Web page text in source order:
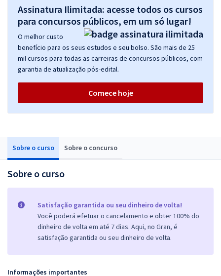
Sobre o curso Sobre o concurso
Sobre o curso
Satisfação garantida ou seu dinheiro de volta!
Você poderá efetuar o cancelamento e obter 100% do
dinheiro de volta em até 7 dias. Aqui, no Gran, é
satisfação garantida ou seu dinheiro de volta.
Informações importantes
Assinatura Ilimitada: acesse todos os cursos
para concursos públicos, em um só lugar!
O melhor custo
benefício para os seus estudos e seu bolso. São mais de 25
mil cursos para todas as carreiras de concursos públicos, com
garantia de atualização pós-edital.
Comece hoje